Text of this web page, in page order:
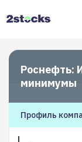
Роснефть:
минимумы
Профиль